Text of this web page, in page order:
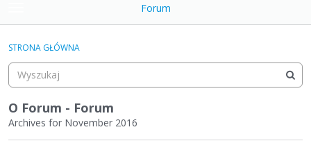
o
g
e
m
e
n
Forum
Kategorie
Dyskusje
Aktywność
STRONA GŁÓWNA
O Forum - Forum
Archives for November 2016